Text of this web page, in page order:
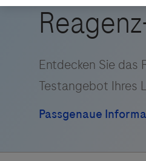
Unternehmen
Was uns antreibt
Unsere Standorte
Roche StoriesBlog